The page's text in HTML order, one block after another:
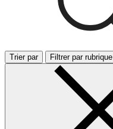
Trier par Filtrer par rubrique